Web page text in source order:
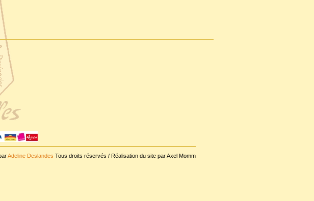
Adeline Deslandes Tous droits réservés / Réalisation du site par Axel Momm